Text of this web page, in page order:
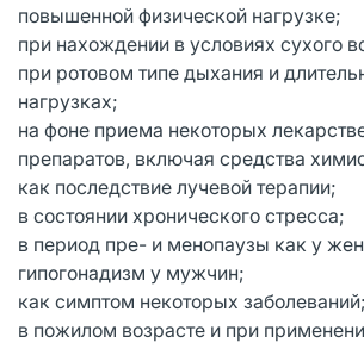
повышенной физической нагрузке;
при нахождении в условиях сухого
при ротовом типе дыхания и
нагрузках;
на фоне приема некоторых
препаратов, включая средства
как последствие лучевой терапии;
в состоянии хронического стресса;
в период пре- и менопаузы как у
гипогонадизм у мужчин;
как симптом некоторых заболеваний;
в пожилом возрасте и при